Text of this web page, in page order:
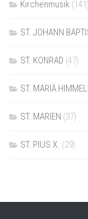
Kirchenmusik (141)
ST. JOHANN
ST. KONRAD (47)
ST. MARIÄ
ST. MARIEN (37)
ST. PIUS X. (29)